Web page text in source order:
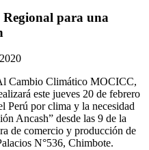
para una
Cambio Climático MOCICC,
este jueves 20 de febrero
Perú por clima y la necesidad
Ancash” desde las 9 de la
de comercio y producción de
N°536, Chimbote.